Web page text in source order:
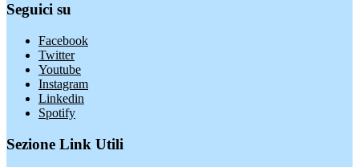
Seguici su
Facebook
Twitter
Youtube
Instagram
Linkedin
Spotify
Sezione Link Utili